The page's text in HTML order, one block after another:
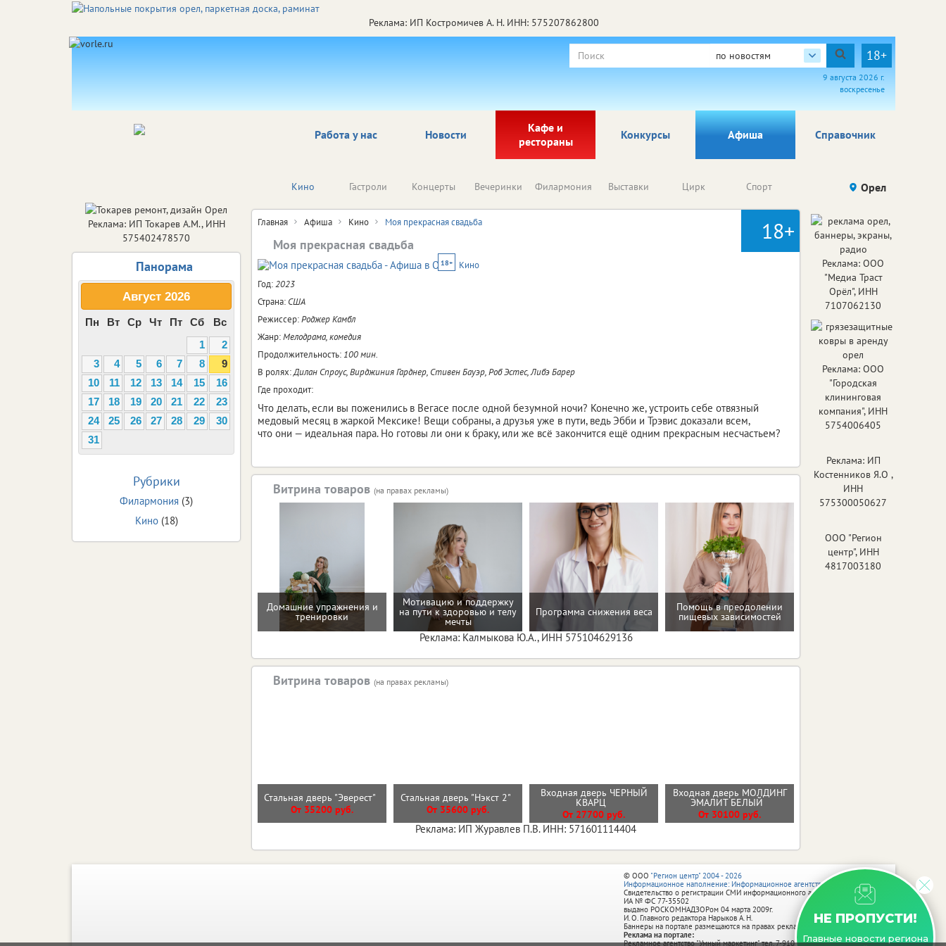
Реклама: ИП Костромичев А. Н. ИНН: 575207862800
по новостям 18+
9 августа 2026 г.
воскресенье
Работа у нас Новости
Кафе и
рестораны
Афиша Справочник
Конкурсы
Кино Гастроли Концерты Вечеринки Филармония Выставки Цирк Спорт конкурсов
Орел
18+
Главная Афиша Кино Моя прекрасная свадьба
Моя прекрасная свадьба
18+
Кино
Год:2023
Страна: США
Режиссер:Роджер Камбл
Жанр:Мелодрама, комедия
Продолжительность: 100 мин.
В ролях:Дилан Спроус, Вирджиния Гарднер, Стивен Бауэр, Роб Эстес, Либэ Барер
Где проходит:
Что делать, если вы поженились в Вегасе после одной безумной ночи? Конечно же, устроить себе отвязный
медовый месяц в жаркой Мексике! Вещи собраны, а друзья уже в пути, ведь Эбби и Трэвис доказали всем,
что они — идеальная пара. Но готовы ли они к браку, или же всё закончится ещё одним прекрасным несчастьем?
Витрина товаров (на правах рекламы)
Домашние упражнения и
тренировки
Мотивацию и поддержку
на пути к здоровью и телу
мечты
Программа снижения веса Помощь в преодолении
пищевых зависимостей
Реклама: Калмыкова Ю.А., ИНН 575104629136
Витрина товаров (на правах рекламы)
Стальная дверь "Эверест"
От 35200 руб.
Стальная дверь "Нэкст 2"
От 35600 руб.
Входная дверь ЧЕРНЫЙ
КВАРЦ
От 27700 руб.
Входная дверь МОЛДИНГ
ЭМАЛИТ БЕЛЫЙ
От 30100 руб.
Реклама: ИП Журавлев П.В. ИНН: 571601114404
Реклама: ИП Токарев А.М., ИНН
575402478570
Панорама
Август 2026
Пн Вт Ср Чт Пт Сб
Вс
1
2
3
4 5 6 7 8
9
10
11 12 13 14 15
16
17
18 19 20 21 22
23
24
25 26 27 28 29
30
31
Рубрики
Филармония (3)
Кино(18)
Реклама: ООО
"Медиа Траст
Орёл", ИНН
7107062130
Реклама: ООО
"Городская
клининговая
компания", ИНН
5754006405
Реклама: ИП
Костенников Я.О ,
ИНН
575300050627
ООО "Регион
центр", ИНН
4817003180
НЕ ПРОПУСТИ!
Главные новости региона
© ООО "Регион центр" 2004 - 2026
Информационное наполнение: Информационное агентство vRossii.ru
Свидетельство о регистрации СМИ информационного агентства vRossii.ru
ИА № ФС 77‑35502
выдано РОСКОМНАДЗОРом 04 марта 2009г.
И. О. Главного редактора Нарыков А. Н.
Баннеры на портале размещаются на правах рекламы.
Реклама на портале:
Рекламное агентство "Умный маркетинг" тел. 7-910-267-70-40,